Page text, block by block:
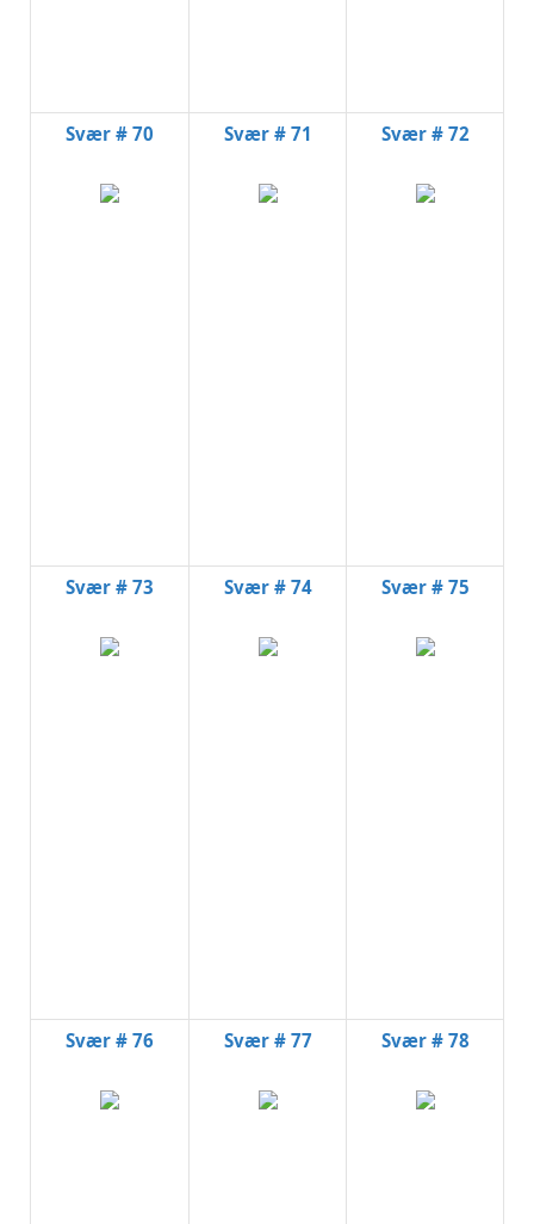
Svær # 70 Svær # 71 Svær # 72
Svær # 73 Svær # 74 Svær # 75
Svær # 76 Svær # 77 Svær # 78